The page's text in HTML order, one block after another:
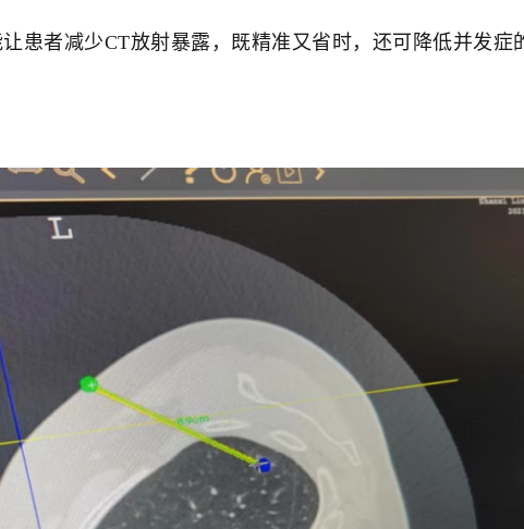
者减少CT放射暴露，既精准又省时，还可降低并发症